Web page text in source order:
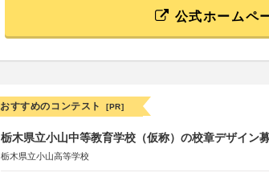
公式ホームペ
おすすめのコンテスト [PR]
栃木県立小山中等教育学校（仮称）の校章デザイン
栃木県立小山高等学校